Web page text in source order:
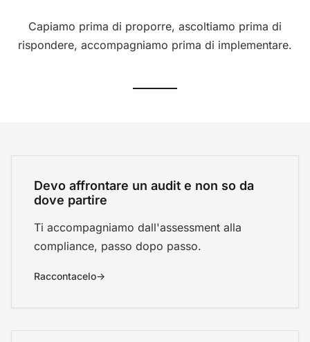
Capiamo prima di proporre, ascoltiamo prima di
rispondere, accompagniamo prima di implementare.
Devo affrontare un audit e non so da
dove partire
Ti accompagniamo dall'assessment alla
compliance, passo dopo passo.
Raccontacelo